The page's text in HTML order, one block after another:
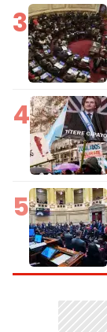
3
4
5